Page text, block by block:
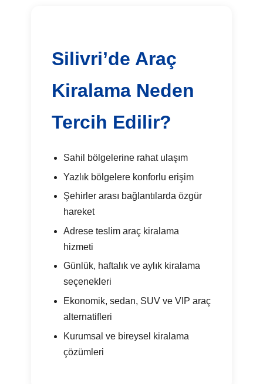
Silivri’de Araç
Kiralama Neden
Tercih Edilir?
Sahil bölgelerine rahat ulaşım
Yazlık bölgelere konforlu erişim
Şehirler arası bağlantılarda özgür
hareket
Adrese teslim araç kiralama
hizmeti
Günlük, haftalık ve aylık kiralama
seçenekleri
Ekonomik, sedan, SUV ve VIP araç
alternatifleri
Kurumsal ve bireysel kiralama
çözümleri